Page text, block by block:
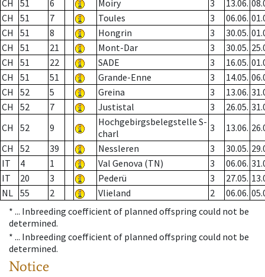
CH 51 6 Moiry 3 13.06.
CH
51 7 Toules 3 06.06.
CH
51 8 Hongrin 3 30.05.
CH
51 21 Mont-Dar 3 30.05.
CH
51 22 SADE 3 16.05.
CH
51 51 Grande-Enne 3 14.05.
CH
52 5 Greina 3 13.06.
CH
52 7 Justistal 3 26.05.
CH
52 9
Hochgebirgsbelegstelle S-
charl
3 13.06.
CH
52 39 Nessleren 3 30.05.
IT
4 1 Val Genova (TN) 3 06.06.
IT
20 3 Pederü 3 27.05.
NL 55 2 Vlieland 2 06.06.
* ... Inbreeding coefficient of planned offspring could not be
determined.
* ... Inbreeding coefficient of planned offspring could not be
determined.
Notice